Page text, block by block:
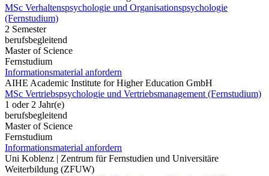
MSc Verhaltenspsychologie und Organisationspsychologie
(Fernstudium)
2 Semester
berufsbegleitend
Master of Science
Fernstudium
Informationsmaterial anfordern
AIHE Academic Institute for Higher Education GmbH
MSc Vertriebspsychologie und Vertriebsmanagement (Fernstudium)
1 oder 2 Jahr(e)
berufsbegleitend
Master of Science
Fernstudium
Informationsmaterial anfordern
Uni Koblenz | Zentrum für Fernstudien und Universitäre
Weiterbildung (ZFUW)